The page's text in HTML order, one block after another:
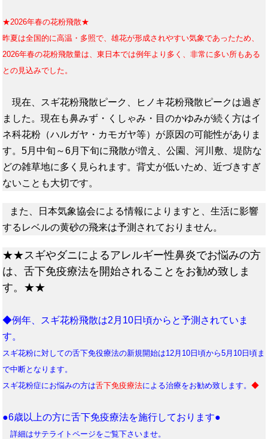
★2026年春の花粉飛散★
昨夏は全国的に高温・多照で、雄花が形成されやすい気象であったため、
2026年春の花粉飛散量は、東日本では例年より多く、非常に多い所もある
との見込みでした。
現在、スギ花粉飛散ピーク、ヒノキ花粉飛散ピークは過ぎ
ました。現在も鼻みず・くしゃみ・目のかゆみが続く方はイ
ネ科花粉（ハルガヤ・カモガヤ等）が原因の可能性がありま
す。5月中旬～6月下旬に飛散が増え、公園、河川敷、堤防な
どの雑草地に多く見られます。背丈が低いため、近づきすぎ
ないことも大切です。
また、日本気象協会による情報によりますと、生活に影響
するレベルの黄砂の飛来は予測されておりません。
★★スギやダニによるアレルギー性鼻炎でお悩みの方
は、舌下免疫療法を開始されることをお勧め致しま
す。★★
◆例年、スギ花粉飛散は2月10日頃からと予測されていま
す。
スギ花粉に対しての舌下免役療法の新規開始は12月10日頃から5月10日頃ま
で中断となります。
スギ花粉症にお悩みの方は舌下免疫療法による治療をお勧め致します。◆
●6歳以上の方に舌下免疫療法を施行しております●
詳細はサテライトページをご覧下さいませ。